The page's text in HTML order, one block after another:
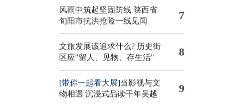
风雨中筑起坚固防线 陕西省
旬阳市抗洪抢险一线见闻
7
文旅发展该追求什么? 历史街
区应"留人、见物、存生活"
8
[带你一起看大展]当影视与文
物相遇 沉浸式品读千年吴越
9